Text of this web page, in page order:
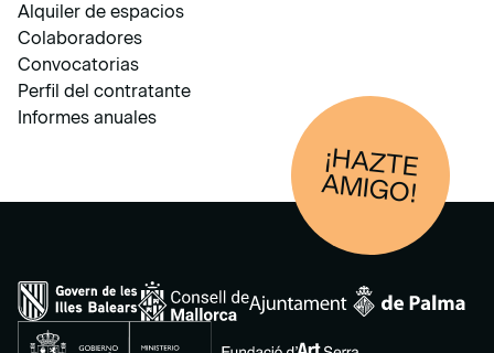
Alquiler de espacios
Colaboradores
Convocatorias
Perfil del contratante
Informes anuales
¡HAZTE
AM
IGO!